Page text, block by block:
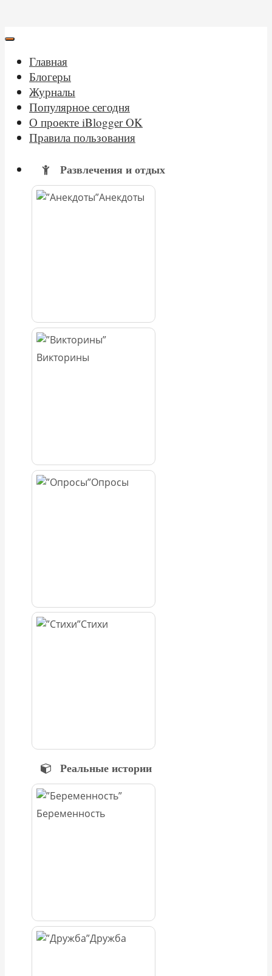
Главная
Блогеры
Журналы
Популярное сегодня
О проекте iBlogger OK
Правила пользования
Развлечения и отдых
Анекдоты
Викторины
Опросы
Стихи
Реальные истории
Беременность
Дружба